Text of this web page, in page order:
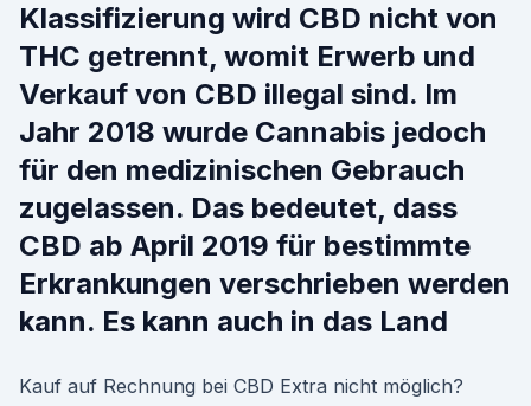
Klassifizierung wird CBD nicht von
THC getrennt, womit Erwerb und
Verkauf von CBD illegal sind. Im
Jahr 2018 wurde Cannabis jedoch
für den medizinischen Gebrauch
zugelassen. Das bedeutet, dass
CBD ab April 2019 für bestimmte
Erkrankungen verschrieben werden
kann. Es kann auch in das Land
Kauf auf Rechnung bei CBD Extra nicht möglich?